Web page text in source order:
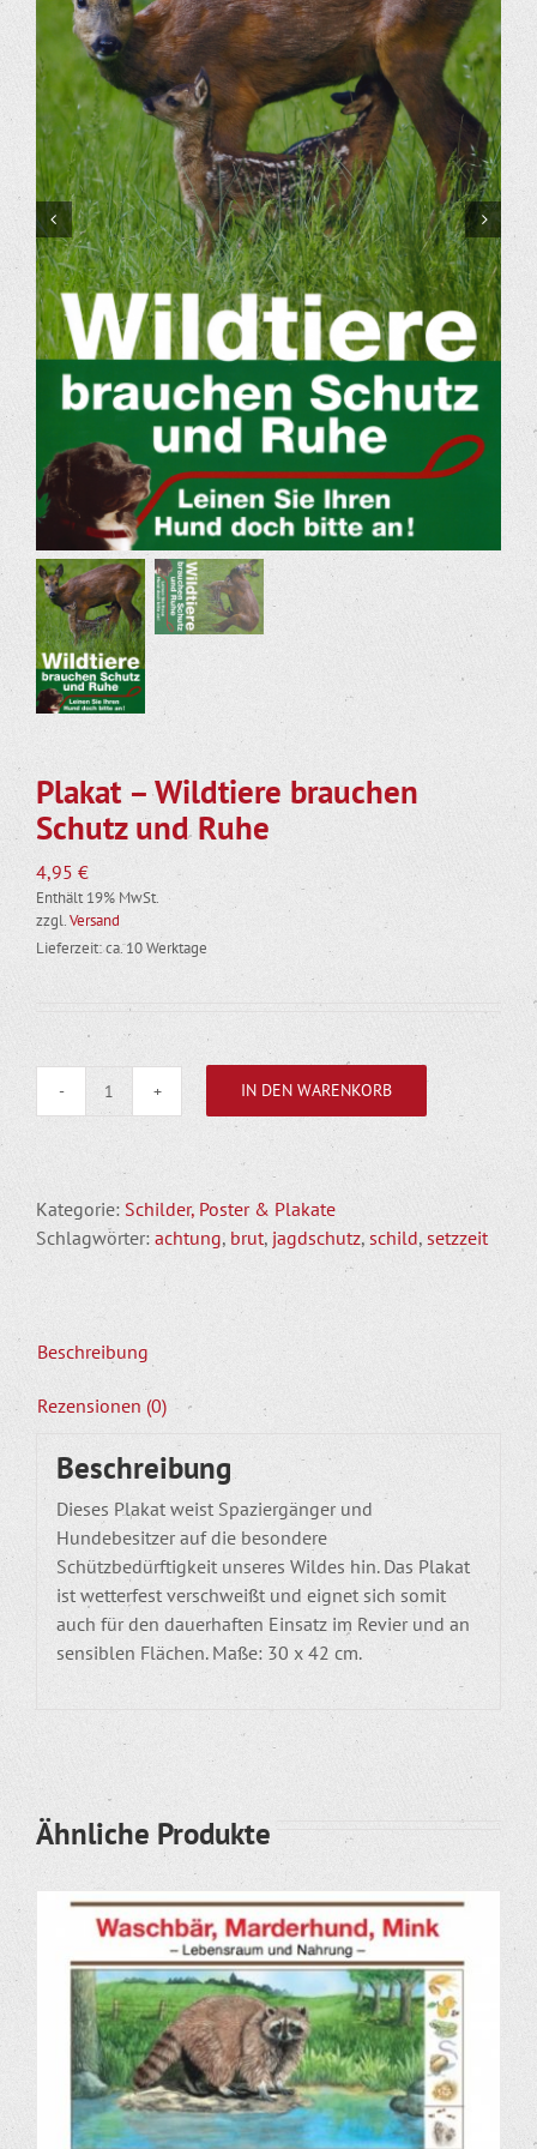
Plakat – Wildtiere brauchen
Schutz und Ruhe
4,95 €
Enthält 19% MwSt.
zzgl.Versand
Lieferzeit: ca. 10 Werktage
Plakat
Schutz
und
IN DEN WARENKORB
Kategorie: Schilder, Poster & Plakate
Schlagwörter: achtung, brut, jagdschutz, schild, setzzeit
Beschreibung
Rezensionen (0)
Beschreibung
Dieses Plakat weist Spaziergänger und
Hundebesitzer auf die besondere
Schützbedürftigkeit unseres Wildes hin. Das Plakat
ist wetterfest verschweißt und eignet sich somit
auch für den dauerhaften Einsatz im Revier und an
sensiblen Flächen. Maße: 30 x 42 cm.
Ähnliche Produkte